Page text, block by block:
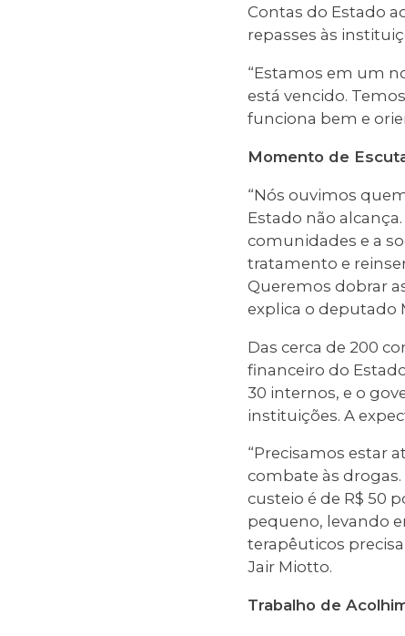
Contas do Estado
repasses às
“Estamos em um
está vencido.
funciona bem e
Momento de
“Nós ouvimos
Estado não
comunidades e a
tratamento e
Queremos dobrar
explica o deputado
Das cerca de 200
financeiro do
30 internos, e o
instituições. A
“Precisamos estar
combate às
custeio é de R$ 50
pequeno, levando
terapêuticos
Jair Miotto.
Trabalho de